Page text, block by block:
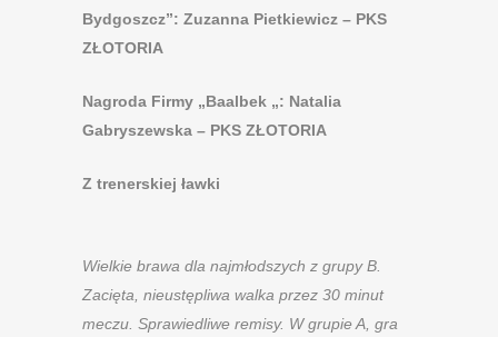
Bydgoszcz”: Zuzanna Pietkiewicz – PKS
ZŁOTORIA
Nagroda Firmy „Baalbek „: Natalia
Gabryszewska – PKS ZŁOTORIA
Z trenerskiej ławki
Wielkie brawa dla najmłodszych z grupy B.
Zacięta, nieustępliwa walka przez 30 minut
meczu. Sprawiedliwe remisy. W grupie A, gra